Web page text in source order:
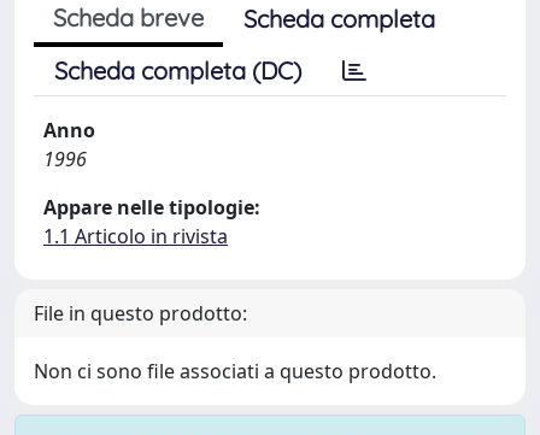
Scheda breve
Scheda completa
Scheda completa (DC)
Anno
1996
Appare nelle tipologie:
1.1 Articolo in rivista
File in questo prodotto:
Non ci sono file associati a questo prodotto.